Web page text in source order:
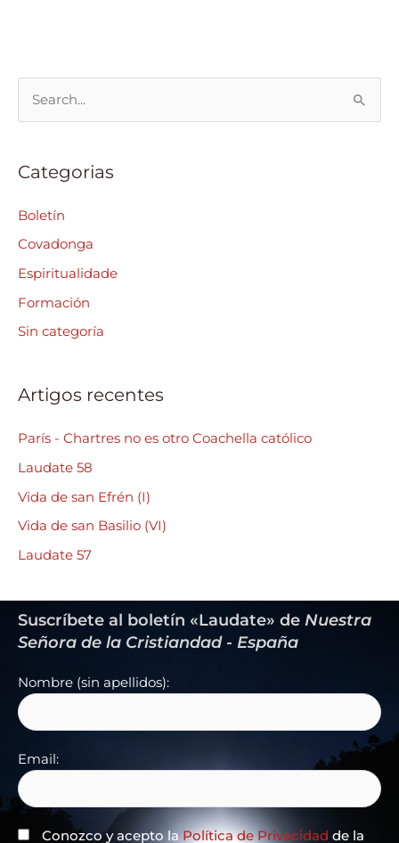
r
c
r
:
Categorias
Boletín
Covadonga
Espiritualidade
Formación
Sin categoría
Artigos recentes
París - Chartres no es otro Coachella católico
Laudate 58
Vida de san Efrén (I)
Vida de san Basilio (VI)
Laudate 57
Suscríbete al boletín «Laudate» de Nuestra
Señora de la Cristiandad - España
Nombre (sin apellidos):
Email:
Conozco y acepto la Política de Privacidad de la